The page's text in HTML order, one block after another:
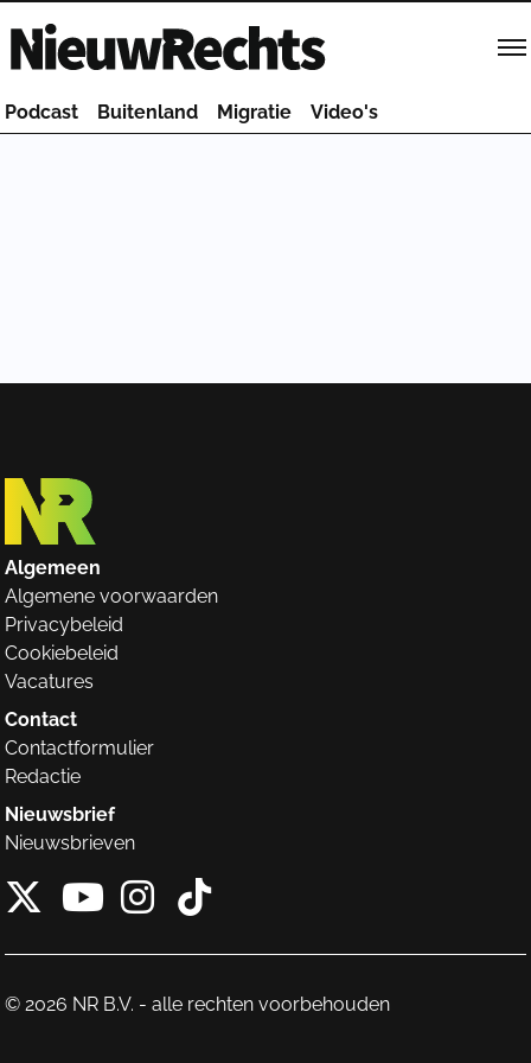
Homepage van NieuwRechts
Podcast Buitenland Migratie Video's
Algemeen
Algemene voorwaarden
Privacybeleid
Cookiebeleid
Vacatures
Contact
Contactformulier
Redactie
Nieuwsbrief
Nieuwsbrieven
X van NieuwRechts
Instagram van
Tiktok van
© 2026 NR B.V. - alle rechten voorbehouden